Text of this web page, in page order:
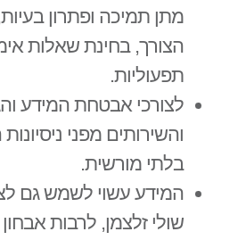
מתן תמיכה ופתרון
הצורך, בחינת שאלות
תפעוליות.
לצורכי אבטחת המידע
והשירותים מפני
בלתי מורשית.
המידע עשוי לשמש גם
שולי זלצמן, לרבות